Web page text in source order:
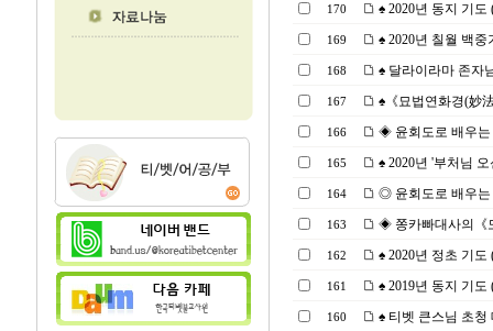
170 ♠ 2020년 동지 기도
169 ♠ 2020년 칠월 백중
168 ♠ 달라이라마 존자
167 ♠《묘법연화경(妙
166 ◈ 윤회도로 배우는
165 ♠ 2020년 '부처님
164 ◎ 윤회도로 배우는
163 ◈ 쫑카빠대사의《
162 ♠ 2020년 정초 기도
161 ♠ 2019년 동지 기도
160 ♠ 티벳 큰스님 초청